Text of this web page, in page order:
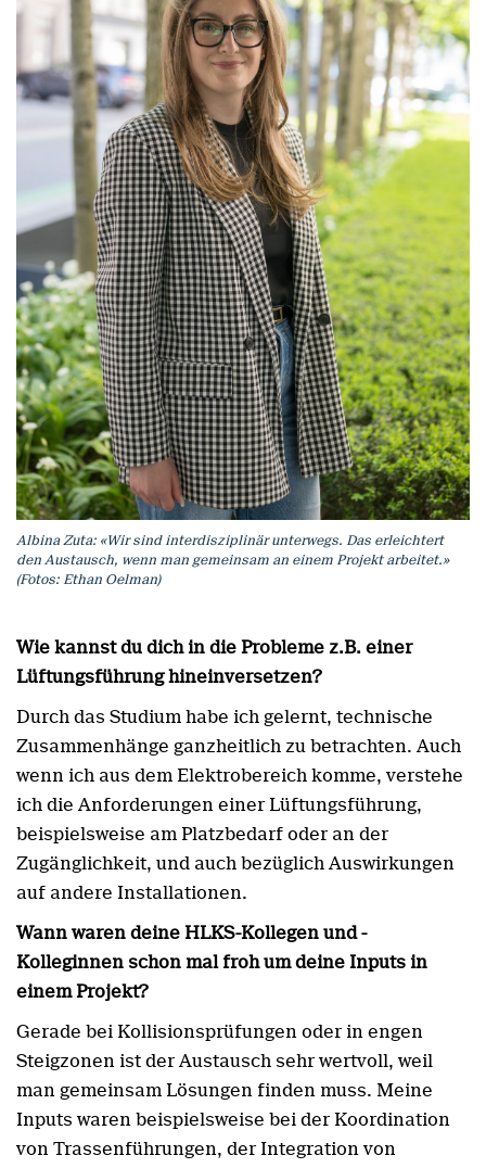
Albina Zuta: «Wir sind interdisziplinär unterwegs. Das erleichtert
den Austausch, wenn man gemeinsam an einem Projekt arbeitet.»
(Fotos: Ethan Oelman)
Wie kannst du dich in die Probleme z.B. einer
Lüftungsführung hineinversetzen?
Durch das Studium habe ich gelernt, technische
Zusammenhänge ganzheitlich zu betrachten. Auch
wenn ich aus dem Elektrobereich komme, verstehe
ich die Anforderungen einer Lüftungsführung,
beispielsweise am Platzbedarf oder an der
Zugänglichkeit, und auch bezüglich Auswirkungen
auf andere Installationen.
Wann waren deine HLKS-Kollegen und -
Kolleginnen schon mal froh um deine Inputs in
einem Projekt?
Gerade bei Kollisionsprüfungen oder in engen
Steigzonen ist der Austausch sehr wertvoll, weil
man gemeinsam Lösungen finden muss. Meine
Inputs waren beispielsweise bei der Koordination
von Trassenführungen, der Integration von